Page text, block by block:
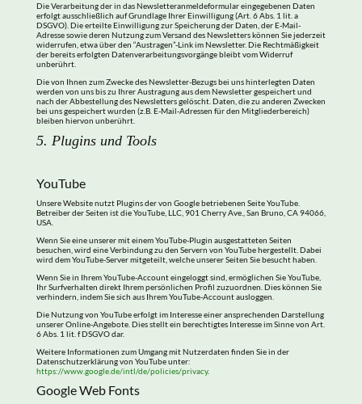
Die Verarbeitung der in das Newsletteranmeldeformular eingegebenen Daten
erfolgt ausschließlich auf Grundlage Ihrer Einwilligung (Art. 6 Abs. 1 lit. a
DSGVO). Die erteilte Einwilligung zur Speicherung der Daten, der E-Mail-
Adresse sowie deren Nutzung zum Versand des Newsletters können Sie jederzeit
widerrufen, etwa über den “Austragen”-Link im Newsletter. Die Rechtmäßigkeit
der bereits erfolgten Datenverarbeitungsvorgänge bleibt vom Widerruf
unberührt.
Die von Ihnen zum Zwecke des Newsletter-Bezugs bei uns hinterlegten Daten
werden von uns bis zu Ihrer Austragung aus dem Newsletter gespeichert und
nach der Abbestellung des Newsletters gelöscht. Daten, die zu anderen Zwecken
bei uns gespeichert wurden (z.B. E-Mail-Adressen für den Mitgliederbereich)
bleiben hiervon unberührt.
5. Plugins und Tools
YouTube
Unsere Website nutzt Plugins der von Google betriebenen Seite YouTube.
Betreiber der Seiten ist die YouTube, LLC, 901 Cherry Ave., San Bruno, CA 94066,
USA.
Wenn Sie eine unserer mit einem YouTube-Plugin ausgestatteten Seiten
besuchen, wird eine Verbindung zu den Servern von YouTube hergestellt. Dabei
wird dem YouTube-Server mitgeteilt, welche unserer Seiten Sie besucht haben.
Wenn Sie in Ihrem YouTube-Account eingeloggt sind, ermöglichen Sie YouTube,
Ihr Surfverhalten direkt Ihrem persönlichen Profil zuzuordnen. Dies können Sie
verhindern, indem Sie sich aus Ihrem YouTube-Account ausloggen.
Die Nutzung von YouTube erfolgt im Interesse einer ansprechenden Darstellung
unserer Online-Angebote. Dies stellt ein berechtigtes Interesse im Sinne von Art.
6 Abs. 1 lit. f DSGVO dar.
Weitere Informationen zum Umgang mit Nutzerdaten finden Sie in der
Datenschutzerklärung von YouTube unter:
https://www.google.de/intl/de/policies/privacy.
Google Web Fonts